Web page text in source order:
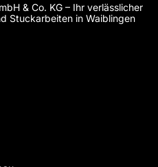
& Co. KG – Ihr verlässlicher
Stuckarbeiten in Waiblingen